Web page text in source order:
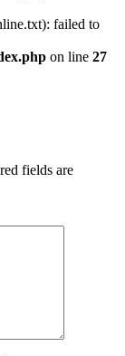
failed to
on line 27
fields are